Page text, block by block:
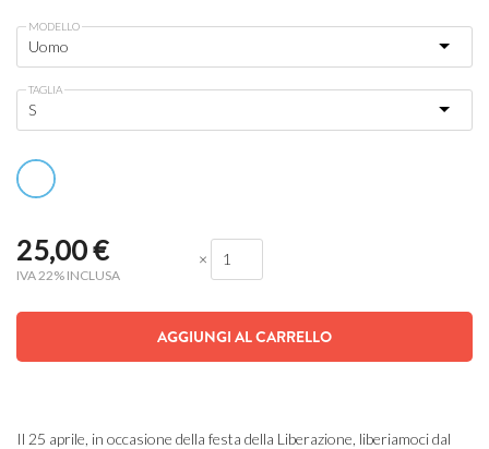
MODELLO
TAGLIA
25,00€
IVA 22% INCLUSA
×
AGGIUNGI AL CARRELLO
Il 25 aprile, in occasione della festa della Liberazione, liberiamoci dal